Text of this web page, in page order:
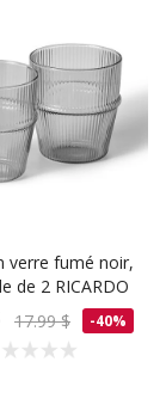
verre fumé noir,
de 2 RICARDO
17.99 $ -40%